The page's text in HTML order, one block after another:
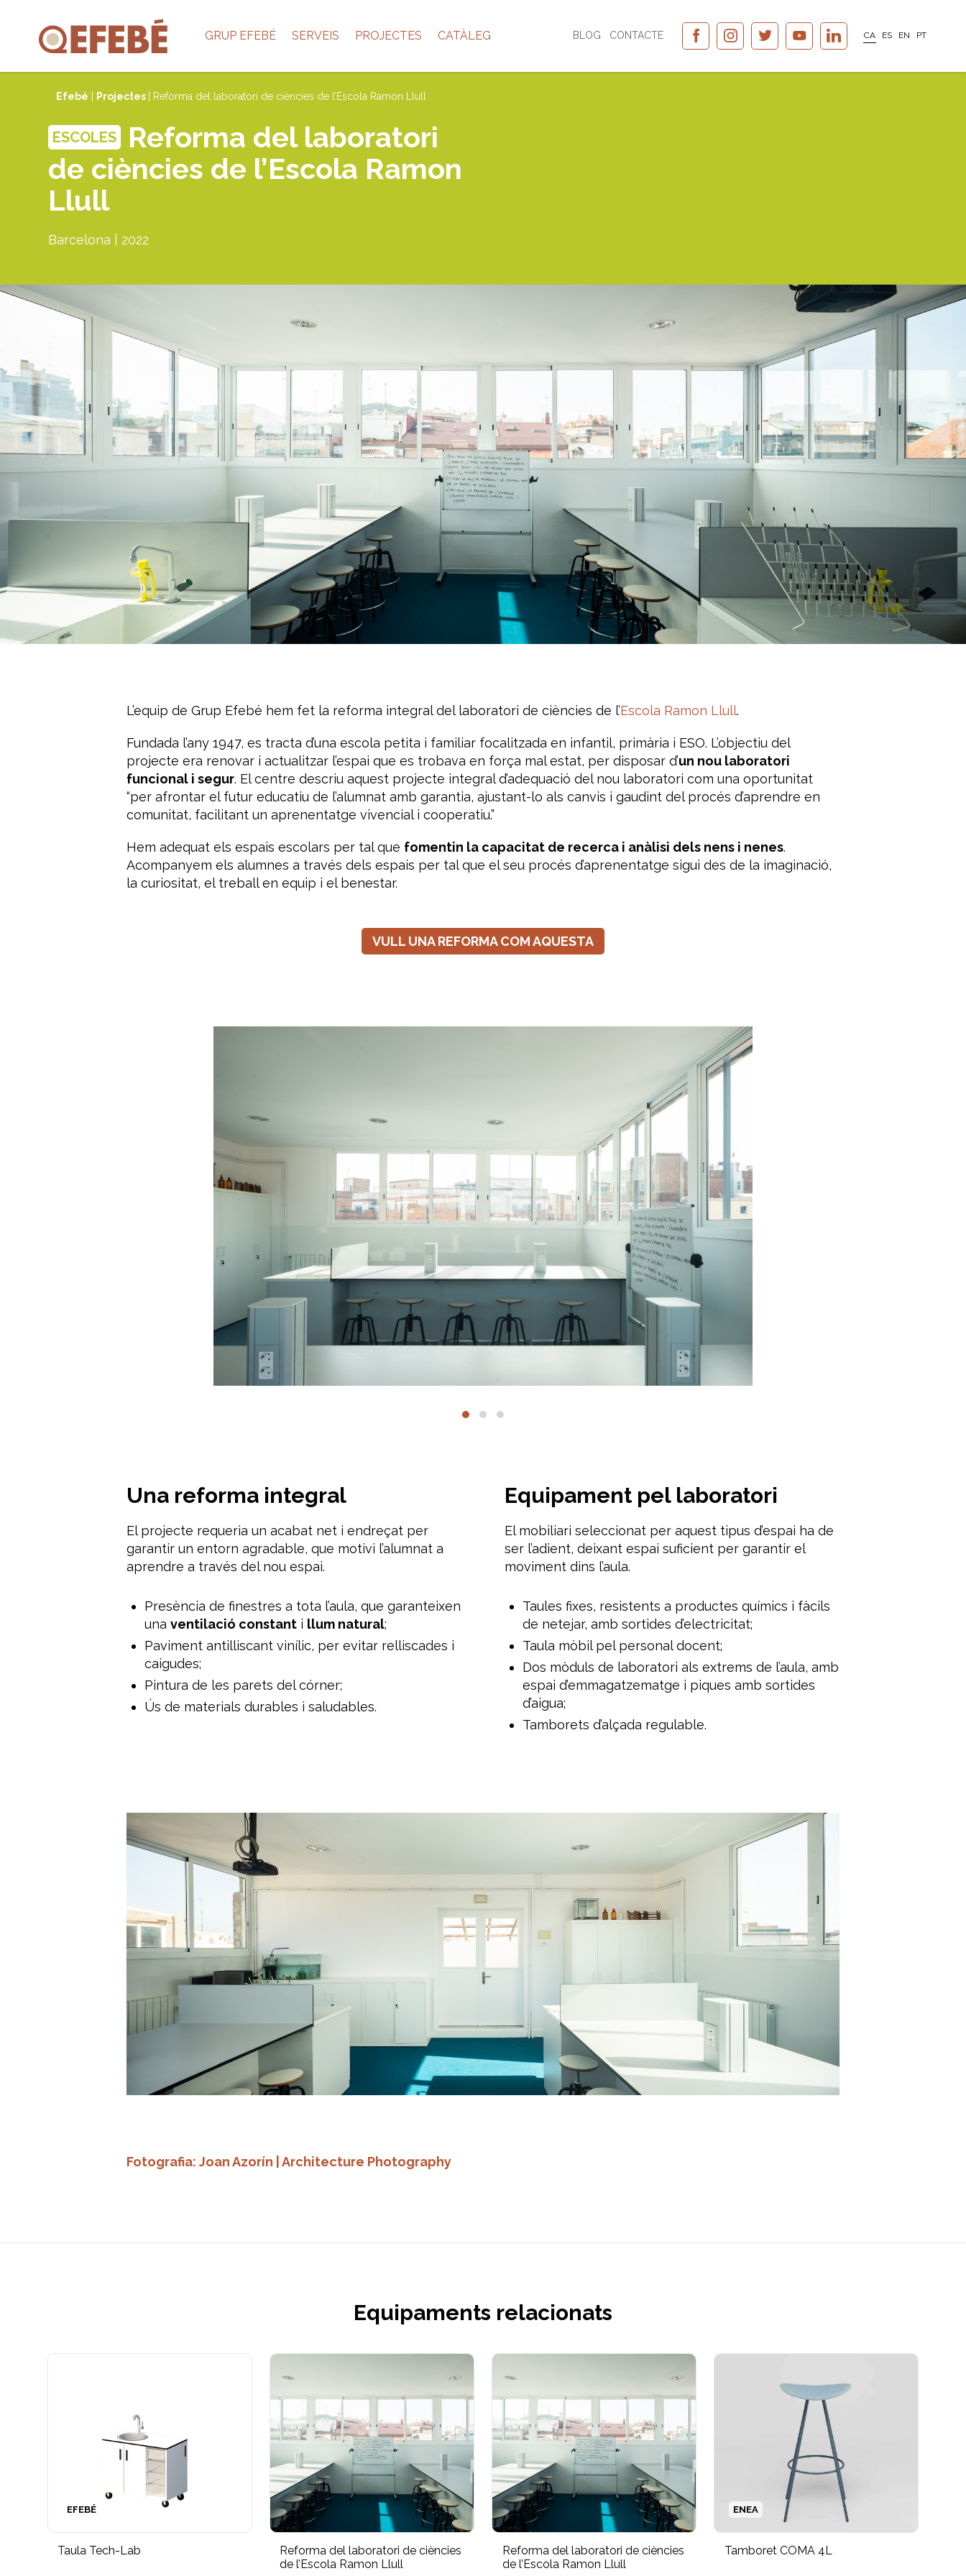
GRUP EFEBÉ SERVEIS PROJECTES CATÀLEG BLOG CONTACTE CA ES EN PT
Efebé Projectes | Reforma del laboratori de ciències de l’Escola Ramon Llull
ESCOLES
Reforma del laboratori
de ciències de l’Escola Ramon
Llull
Barcelona | 2022
L’equip de Grup Efebé hem fet la reforma integral del laboratori de ciències de l’Escola Ramon Llull.
Fundada l’any 1947, es tracta d’una escola petita i familiar focalitzada en infantil, primària i ESO. L’objectiu del
projecte era renovar i actualitzar l’espai que es trobava en força mal estat, per disposar d’un nou laboratori
funcional i segur. El centre descriu aquest projecte integral d’adequació del nou laboratori com una oportunitat
“per afrontar el futur educatiu de l’alumnat amb garantia, ajustant-lo als canvis i gaudint del procés d’aprendre en
comunitat, facilitant un aprenentatge vivencial i cooperatiu.”
Hem adequat els espais escolars per tal que fomentin la capacitat de recerca i anàlisi dels nens i nenes.
Acompanyem els alumnes a través dels espais per tal que el seu procés d’aprenentatge sigui des de la imaginació,
la curiositat, el treball en equip i el benestar.
VULL UNA REFORMA COM AQUESTA
Una reforma integral
El projecte requeria un acabat net i endreçat per
garantir un entorn agradable, que motivi l’alumnat a
aprendre a través del nou espai.
Presència de finestres a tota l’aula, que garanteixen
una ventilació constanti llum natural;
Paviment antilliscant vinílic, per evitar relliscades i
caigudes;
Pintura de les parets del córner;
Ús de materials durables i saludables.
Equipament pel laboratori
El mobiliari seleccionat per aquest tipus d’espai ha de
ser l’adient, deixant espai suficient per garantir el
moviment dins l’aula.
Taules fixes, resistents a productes químics i fàcils
de netejar, amb sortides d’electricitat;
Taula mòbil pel personal docent;
Dos mòduls de laboratori als extrems de l’aula, amb
espai d’emmagatzematge i piques amb sortides
d’aigua;
Tamborets d’alçada regulable.
Fotografia: Joan Azorín | Architecture Photography
Equipaments relacionats
Taula Tech-Lab
EFEBÉ
Reforma del laboratori de ciències
de l’Escola Ramon Llull
Reforma del laboratori de ciències
de l’Escola Ramon Llull
Tamboret COMA 4L
ENEA